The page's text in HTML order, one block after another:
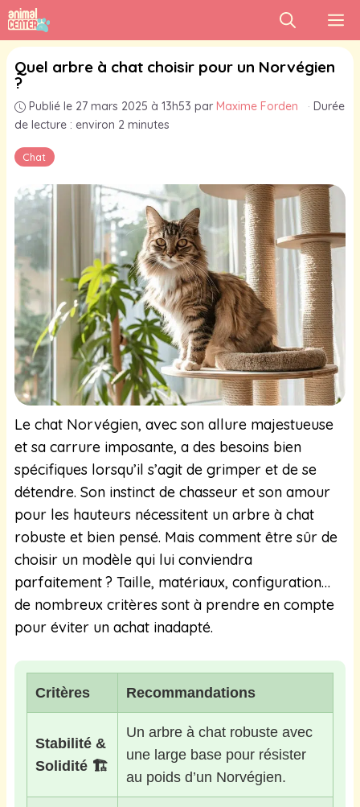
Aller
au
contenu
Chat
Quel arbre à chat choisir pour un Norvégien
?
Publié le 27 mars 2025 à 13h53 par Maxime Forden · Durée
de lecture : environ 2 minutes
Le chat Norvégien, avec son allure majestueuse
et sa carrure imposante, a des besoins bien
spécifiques lorsqu’il s’agit de grimper et de se
détendre. Son instinct de chasseur et son amour
pour les hauteurs nécessitent un arbre à chat
robuste et bien pensé. Mais comment être sûr de
choisir un modèle qui lui conviendra
parfaitement ? Taille, matériaux, configuration…
de nombreux critères sont à prendre en compte
pour éviter un achat inadapté.
Critères Recommandations
Stabilité &
Solidité 🏗️
Un arbre à chat robuste avec
une large base pour résister
au poids d’un Norvégien.